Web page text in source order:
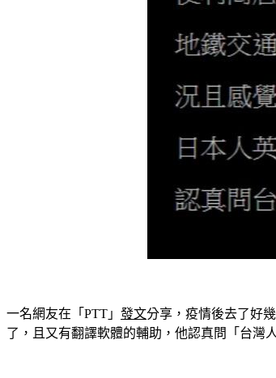
一名網友在「PTT」 發文分享，疫情後去了好
了，且又有翻譯軟體的輔助，他認真問「台灣